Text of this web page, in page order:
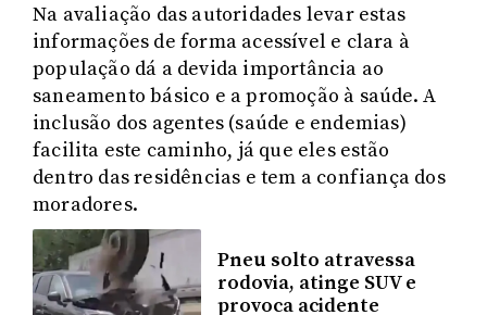
Na avaliação das autoridades levar estas
informações de forma acessível e clara à
população dá a devida importância ao
saneamento básico e a promoção à saúde. A
inclusão dos agentes (saúde e endemias)
facilita este caminho, já que eles estão
dentro das residências e tem a confiança dos
moradores.
Pneu solto atravessa
rodovia, atinge SUV e
provoca acidente